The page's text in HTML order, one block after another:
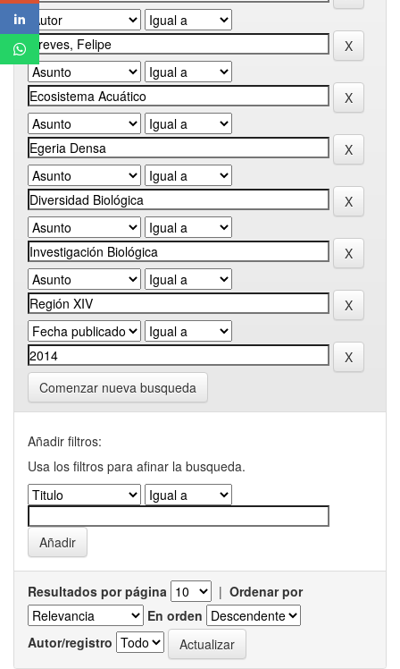
Comenzar nueva busqueda
Añadir filtros:
Usa los filtros para afinar la busqueda.
Resultados por página | Ordenar por
En orden
Autor/registro